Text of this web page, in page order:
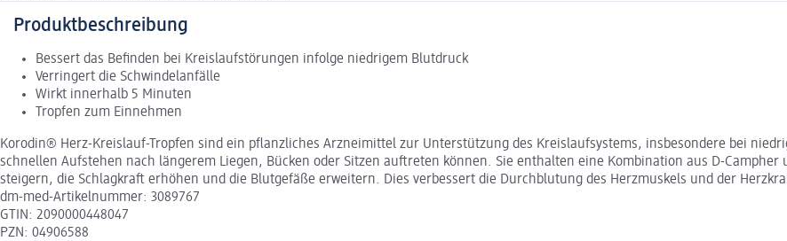
Produktbeschreibung
Bessert das Befinden bei Kreislaufstörungen infolge niedrigem Blutdruck
Verringert die Schwindelanfälle
Wirkt innerhalb 5 Minuten
Tropfen zum Einnehmen
Korodin® Herz-Kreislauf-Tropfen sind ein pflanzliches Arzneimittel zur Unterstützung des Kreislaufsystems, insbesondere bei
schnellen Aufstehen nach längerem Liegen, Bücken oder Sitzen auftreten können. Sie enthalten eine Kombination aus D-
steigern, die Schlagkraft erhöhen und die Blutgefäße erweitern. Dies verbessert die Durchblutung des Herzmuskels und der
dm-med-Artikelnummer: 3089767
GTIN: 2090000448047
PZN: 04906588